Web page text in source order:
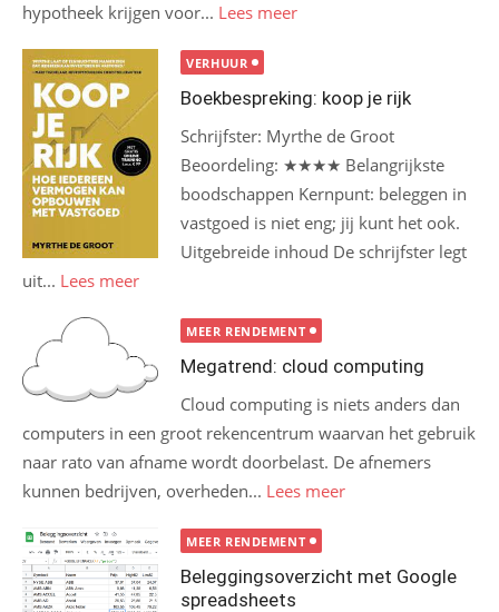
hypotheek krijgen voor... Lees meer
VERHUUR
Boekbespreking: koop je rijk
Schrijfster: Myrthe de Groot
Beoordeling: ★★★★ Belangrijkste
boodschappen Kernpunt: beleggen in
vastgoed is niet eng; jij kunt het ook.
Uitgebreide inhoud De schrijfster legt
uit... Lees meer
MEER RENDEMENT
Megatrend: cloud computing
Cloud computing is niets anders dan
computers in een groot rekencentrum waarvan het gebruik
naar rato van afname wordt doorbelast. De afnemers
kunnen bedrijven, overheden... Lees meer
MEER RENDEMENT
Beleggingsoverzicht met Google
spreadsheets